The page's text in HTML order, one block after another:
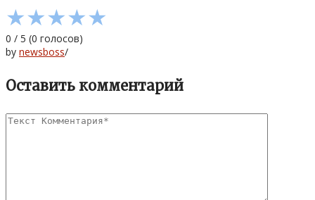
★★★★★
0 / 5 (0 голосов)
by newsboss/
Оставить комментарий